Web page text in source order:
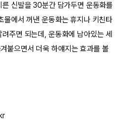
신발을 30분간 담가두면 운동화를
물에서 꺼낸 운동화는 휴지나 키친타
주면 되는데, 운동화에 남아있는 세
붙으면서 더욱 하얘지는 효과를 볼